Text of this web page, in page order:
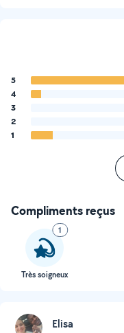
5
4
3
2
1
Compliments reçus
1
Très soigneux
Elisa